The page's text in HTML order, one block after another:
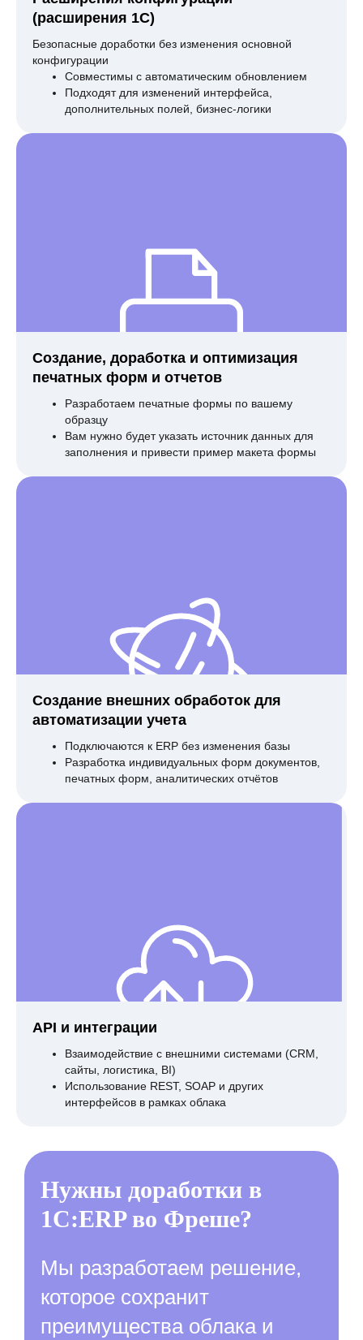
(расширения 1С)
Безопасные доработки без изменения основной
конфигурации
Совместимы с автоматическим обновлением
Подходят для изменений интерфейса,
дополнительных полей, бизнес-логики
Создание, доработка и оптимизация
печатных форм и отчетов
Разработаем печатные формы по вашему
образцу
Вам нужно будет указать источник данных для
заполнения и привести пример макета формы
Создание внешних обработок для
автоматизации учета
Подключаются к ERP без изменения базы
Разработка индивидуальных форм документов,
печатных форм, аналитических отчётов
API и интеграции
Взаимодействие с внешними системами (CRM,
сайты, логистика, BI)
Использование REST, SOAP и других
интерфейсов в рамках облака
Нужны доработки в
1С:ERP во Фреше?
Мы разработаем решение,
которое сохранит
преимущества облака и